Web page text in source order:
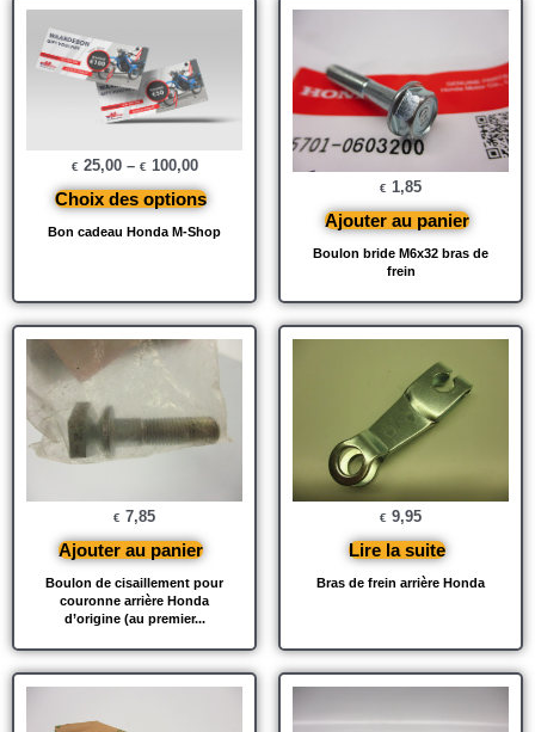
Bon cadeau Honda M-Shop
€ 25,00– € 100,00
Choix des options
Boulon bride M6x32 bras de
frein
€ 1,85
Ajouter au panier
Boulon de cisaillement pour
couronne arrière Honda
d’origine (au premier...
€ 7,85
Ajouter au panier
Bras de frein arrière Honda
€ 9,95
Lire la suite